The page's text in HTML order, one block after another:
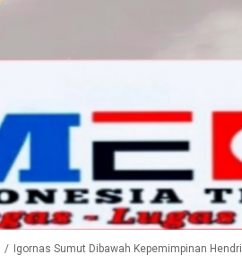
/ Igornas Sumut Dibawah Kepemimpinan Hendrianto Sinaga Resmi Menggelar Kejuaraan DBON Antar Pelajar Se-Sumut